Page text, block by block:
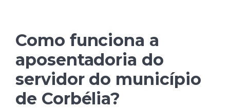
Como funciona a
aposentadoria do
servidor do município
de Corbélia?